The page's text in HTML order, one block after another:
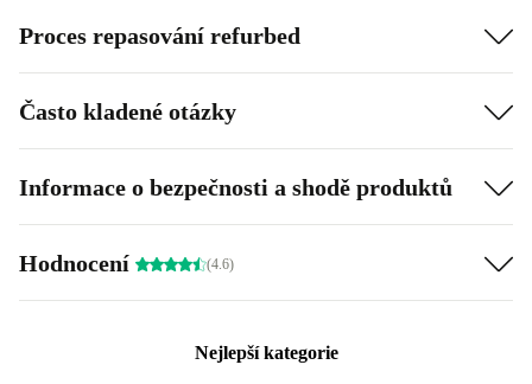
Proces repasování refurbed
Často kladené otázky
Informace o bezpečnosti a shodě produktů
Hodnocení (4.6)
Nejlepší kategorie